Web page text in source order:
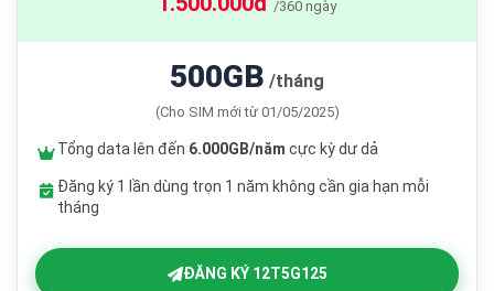
/360 ngày
500GB /tháng
(Cho SIM mới từ 01/05/2025)
Tổng data lên đến 6.000GB/năm cực kỳ dư dả
Đăng ký 1 lần dùng trọn 1 năm không cần gia hạn mỗi
tháng
ĐĂNG KÝ 12T5G125